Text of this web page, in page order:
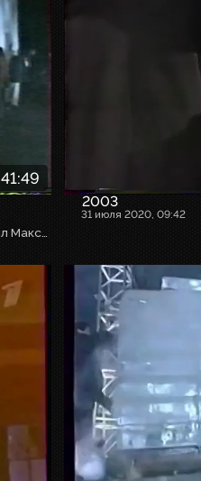
41:49
Собственная оцифровка. VHSRip. Кассету предоставил Максим Любушкин (mchk11)
2003
31 июля 2020, 09:42